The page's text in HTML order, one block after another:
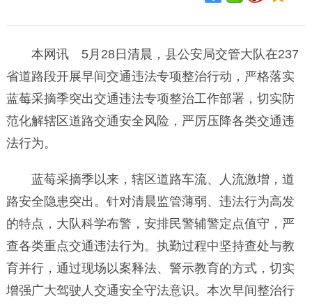
本网讯 5月28日清晨，县公安局交管大队在237
省道路段开展早间交通违法专项整治行动，严格落实
蓝莓采摘季突出交通违法专项整治工作部署，切实防
范化解辖区道路交通安全风险，严厉压降各类交通违
法行为。
蓝莓采摘季以来，辖区道路车流、人流激增，道
路安全隐患突出。针对清晨监管薄弱、违法行为高发
的特点，大队科学布警，安排民警辅警定点值守，严
查各类重点交通违法行为。执勤过程中坚持查处与教
育并行，通过现场以案释法、警示教育的方式，切实
增强广大驾驶人交通安全守法意识。本次早间整治行